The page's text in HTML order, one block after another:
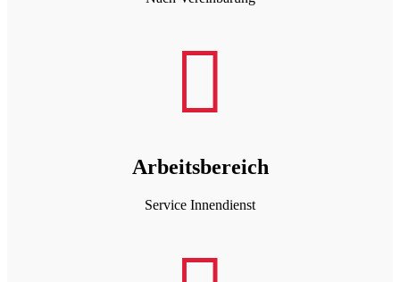

Arbeitsbereich
Service Innendienst